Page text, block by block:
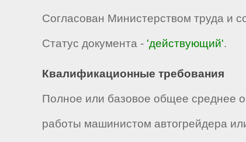
Согласован Министерством труда и
Статус документа - 'действующий'.
Квалификационные требования
Полное или базовое общее среднее
работы машинистом автогрейдера